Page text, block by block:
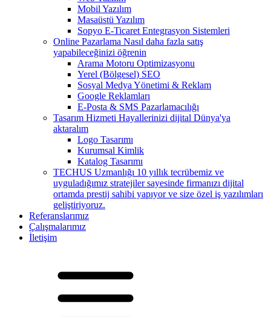
Mobil Yazılım
Masaüstü Yazılım
Sopyo E-Ticaret Entegrasyon Sistemleri
Online Pazarlama Nasıl daha fazla satış
yapabileceğinizi öğrenin
Arama Motoru Optimizasyonu
Yerel (Bölgesel) SEO
Sosyal Medya Yönetimi & Reklam
Google Reklamları
E-Posta & SMS Pazarlamacılığı
Tasarım Hizmeti Hayallerinizi dijital Dünya'ya
aktaralım
Logo Tasarımı
Kurumsal Kimlik
Katalog Tasarımı
TECHUS Uzmanlığı 10 yıllık tecrübemiz ve
uyguladığımız stratejiler sayesinde firmanızı dijital
ortamda prestij sahibi yapıyor ve size özel iş yazılımları
geliştiriyoruz.
Referanslarımız
Çalışmalarımız
İletişim